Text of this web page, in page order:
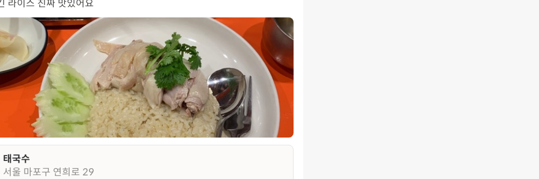
라이스 진짜 맛있어요
태국수
서울 마포구 연희로 29